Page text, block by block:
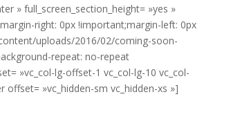
» full_screen_section_height= »yes »
right: 0px !important;margin-left: 0px
uploads/2016/02/coming-soon-
repeat: no-repeat
»vc_col-lg-offset-1 vc_col-lg-10 vc_col-
»vc_hidden-sm vc_hidden-xs »]